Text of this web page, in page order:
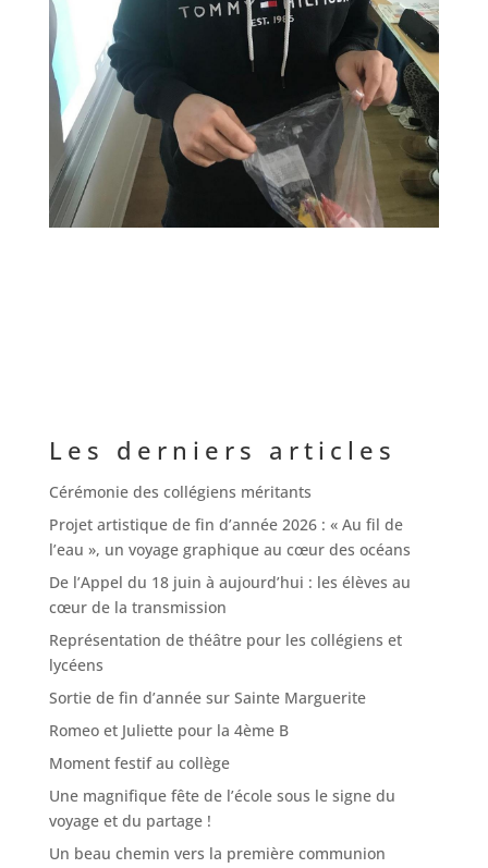
Les derniers articles
Cérémonie des collégiens méritants
Projet artistique de fin d’année 2026 : « Au fil de
l’eau », un voyage graphique au cœur des océans
De l’Appel du 18 juin à aujourd’hui : les élèves au
cœur de la transmission
Représentation de théâtre pour les collégiens et
lycéens
Sortie de fin d’année sur Sainte Marguerite
Romeo et Juliette pour la 4ème B
Moment festif au collège
Une magnifique fête de l’école sous le signe du
voyage et du partage !
Un beau chemin vers la première communion